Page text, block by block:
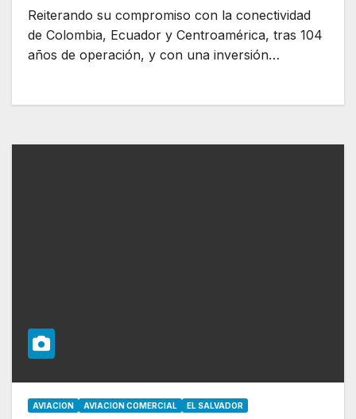
Reiterando su compromiso con la conectividad
de Colombia, Ecuador y Centroamérica, tras 104
años de operación, y con una inversión…
AVIACION AVIACION COMERCIAL EL SALVADOR